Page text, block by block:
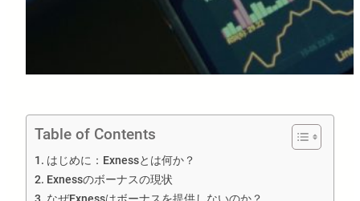
Table of Contents
はじめに：Exnessとは何か？
Exnessのボーナスの現状